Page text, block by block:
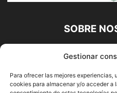
Gestionar
Para ofrecer las mejores
cookies para almacenar y/o acceder a
SOBRE
Diario Alhaurín
Francisco E. López López |
Alhaurín de la Torre,
Contáctanos: